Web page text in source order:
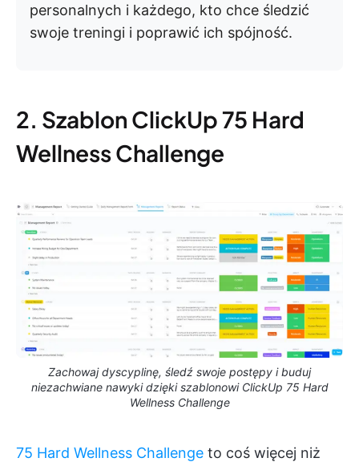
personalnych i każdego, kto chce śledzić
swoje treningi i poprawić ich spójność.
2. Szablon ClickUp 75 Hard
Wellness Challenge
Zachowaj dyscyplinę, śledź swoje postępy i buduj
niezachwiane nawyki dzięki szablonowi ClickUp 75 Hard
Wellness Challenge
75 Hard Wellness Challenge to coś więcej niż